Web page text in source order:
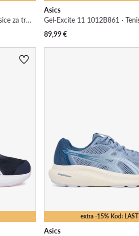
Gel-Excite 11 1012B861 · Tenisice za trčanje
Asics
89,99€
extra -15% Kod: LAST
Asics